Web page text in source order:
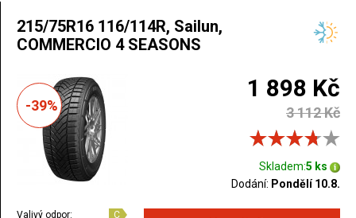
215/75R16 116/114R, Sailun,
COMMERCIO 4 SEASONS
-39%
1 898 Kč
3 112 Kč
Skladem:5 ks
Dodání: Pondělí 10.8.
Valivý odpor:
C